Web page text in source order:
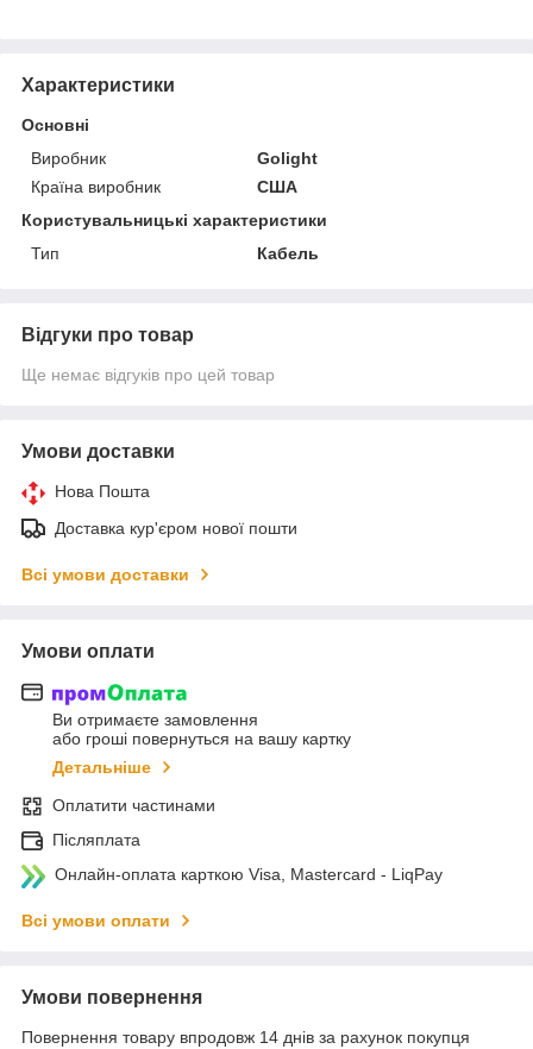
Характеристики
Основні
Виробник
Golight
Країна виробник
США
Користувальницькі характеристики
Тип
Кабель
Відгуки про товар
Ще немає відгуків про цей товар
Умови доставки
Нова Пошта
Доставка кур'єром нової пошти
Всі умови доставки
Умови оплати
Ви отримаєте замовлення
або гроші повернуться на вашу картку
Детальніше
Оплатити частинами
Післяплата
Онлайн-оплата карткою Visa, Mastercard - LiqPay
Всі умови оплати
Умови повернення
Повернення товару впродовж 14 днів за рахунок покупця